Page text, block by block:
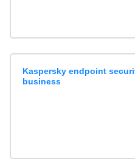
Kaspersky endpoint
business